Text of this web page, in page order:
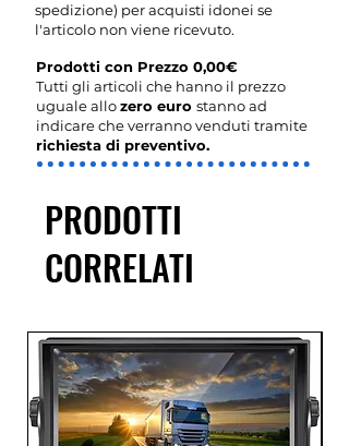
spedizione) per acquisti idonei se
l'articolo non viene ricevuto.
Prodotti con Prezzo 0,00€
Tutti gli articoli che hanno il prezzo
uguale allozero euro stanno ad
indicare che verranno venduti tramite
richiesta di preventivo.
PRODOTTI
CORRELATI